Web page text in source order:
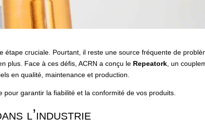
étape cruciale. Pourtant, il reste une source fréquente de
plus. Face à ces défis, ACRN a conçu le Repeatork , un
en qualité, maintenance et production.
garantir la fiabilité et la conformité de vos produits.
l’industrie